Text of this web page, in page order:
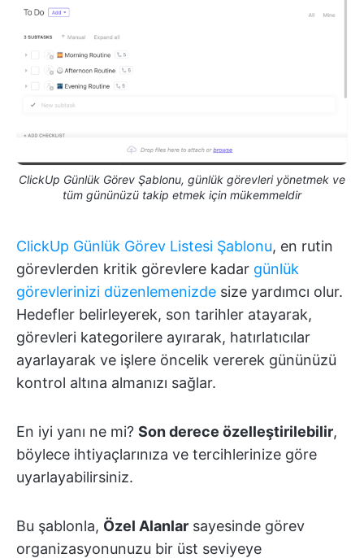
ClickUp Günlük Görev Şablonu, günlük görevleri yönetmek ve
tüm gününüzü takip etmek için mükemmeldir
ClickUp Günlük Görev Listesi Şablonu, en rutin
görevlerden kritik görevlere kadar günlük
görevlerinizi düzenlemenizde size yardımcı olur.
Hedefler belirleyerek, son tarihler atayarak,
görevleri kategorilere ayırarak, hatırlatıcılar
ayarlayarak ve işlere öncelik vererek gününüzü
kontrol altına almanızı sağlar.
En iyi yanı ne mi? Son derece özelleştirilebilir,
böylece ihtiyaçlarınıza ve tercihlerinize göre
uyarlayabilirsiniz.
Bu şablonla, Özel Alanlar sayesinde görev
organizasyonunuzu bir üst seviyeye